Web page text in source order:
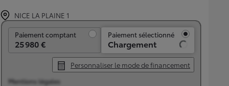
NICE LA PLAINE 1
Paiement comptant
25 980 €
Paiement sélectionné
Chargement
Personnaliser le mode de financement
Mentions légales